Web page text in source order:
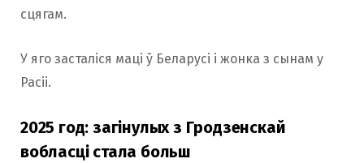
сцягам.
У яго засталіся маці ў Беларусі і жонка з сынам у
Расіі.
2025 год: загінулых з Гродзенскай
вобласці стала больш